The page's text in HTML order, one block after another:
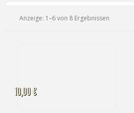
Anzeige: 1–6 von 8 Ergebnissen
10,00 €